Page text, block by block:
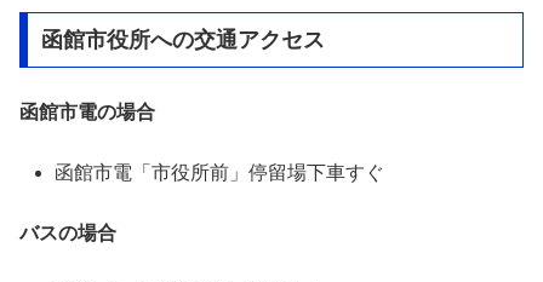
函館市役所への交通アクセス
函館市電の場合
函館市電「市役所前」停留場下車すぐ
バスの場合